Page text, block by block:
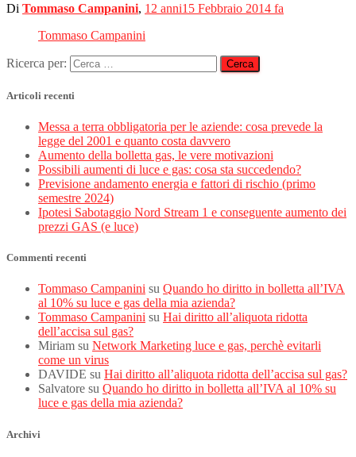
Di Tommaso Campanini, 12 anni15 Febbraio 2014 fa
Tommaso Campanini
Ricerca per:
Articoli recenti
Messa a terra obbligatoria per le aziende: cosa prevede la
legge del 2001 e quanto costa davvero
Aumento della bolletta gas, le vere motivazioni
Possibili aumenti di luce e gas: cosa sta succedendo?
Previsione andamento energia e fattori di rischio (primo
semestre 2024)
Ipotesi Sabotaggio Nord Stream 1 e conseguente aumento dei
prezzi GAS (e luce)
Commenti recenti
Tommaso Campanini su Quando ho diritto in bolletta all’IVA
al 10% su luce e gas della mia azienda?
Tommaso Campanini su Hai diritto all’aliquota ridotta
dell’accisa sul gas?
Miriam su Network Marketing luce e gas, perchè evitarli
come un virus
DAVIDE su Hai diritto all’aliquota ridotta dell’accisa sul gas?
Salvatore su Quando ho diritto in bolletta all’IVA al 10% su
luce e gas della mia azienda?
Archivi